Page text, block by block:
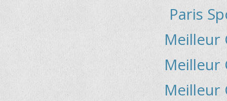
Paris
Meilleur
Meilleur
Meilleur